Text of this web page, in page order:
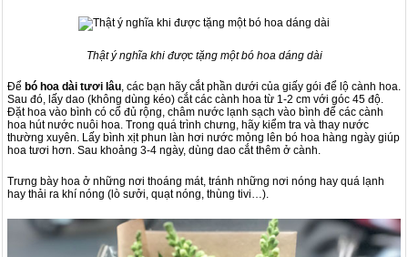
Thật ý nghĩa khi được tặng một bó hoa dáng dài
Để bó hoa dài tươi lâu, các bạn hãy cắt phần dưới của giấy gói để lộ cành hoa.
Sau đó, lấy dao (không dùng kéo) cắt các cành hoa từ 1-2 cm với góc 45 độ.
Đặt hoa vào bình có cổ đủ rộng, châm nước lạnh sạch vào bình để các cành
hoa hút nước nuôi hoa. Trong quá trình chưng, hãy kiểm tra và thay nước
thường xuyên. Lấy bình xịt phun làn hơi nước mỏng lên bó hoa hàng ngày giúp
hoa tươi hơn. Sau khoảng 3-4 ngày, dùng dao cắt thêm ở cành.
Trưng bày hoa ở những nơi thoáng mát, tránh những nơi nóng hay quá lạnh
hay thải ra khí nóng (lò sưởi, quạt nóng, thùng tivi…).